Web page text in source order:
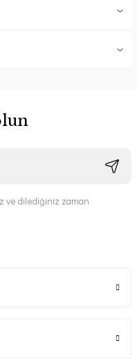
ve dilediğiniz zaman